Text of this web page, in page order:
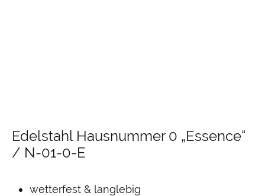
Edelstahl Hausnummer 0 „Essence“
/ N-01-0-E
wetterfest & langlebig